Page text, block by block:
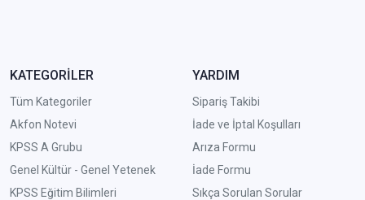
KATEGORİLER
Tüm Kategoriler
Akfon Notevi
KPSS A Grubu
Genel Kültür - Genel Yetenek
KPSS Eğitim Bilimleri
YARDIM
Sipariş Takibi
İade ve İptal Koşulları
Arıza Formu
İade Formu
Sıkça Sorulan Sorular